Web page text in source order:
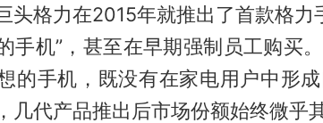
头格力在2015年就推出了首款格力
手机”，甚至在早期强制员工购买
的手机，既没有在家电用户中形
几代产品推出后市场份额始终微乎